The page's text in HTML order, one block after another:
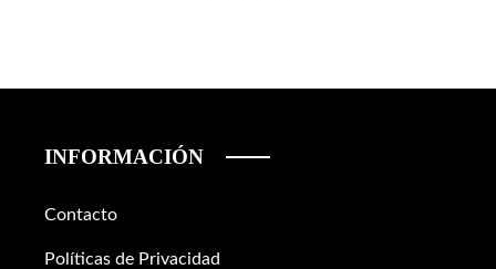
INFORMACIÓN
Contacto
Políticas de Privacidad